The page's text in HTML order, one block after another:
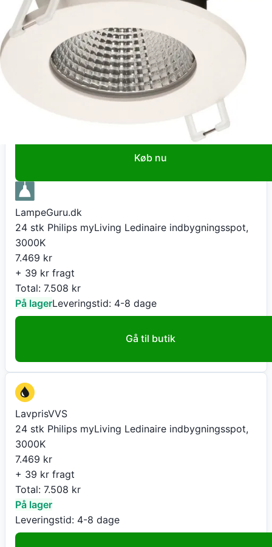
LampeGuru.dk
24 stk Philips myLiving Ledinaire indbygningsspot,
kr
+ 39 kr fragt
7.508kr
På lager
Køb nu
LampeGuru.dk
24 stk Philips myLiving Ledinaire indbygningsspot,
3000K
7.469 kr
+ 39 kr fragt
Total: 7.508 kr
På lagerLeveringstid: 4-8 dage
Gå til butik
LavprisVVS
24 stk Philips myLiving Ledinaire indbygningsspot,
3000K
7.469 kr
+ 39 kr fragt
Total: 7.508 kr
På lager
Leveringstid: 4-8 dage